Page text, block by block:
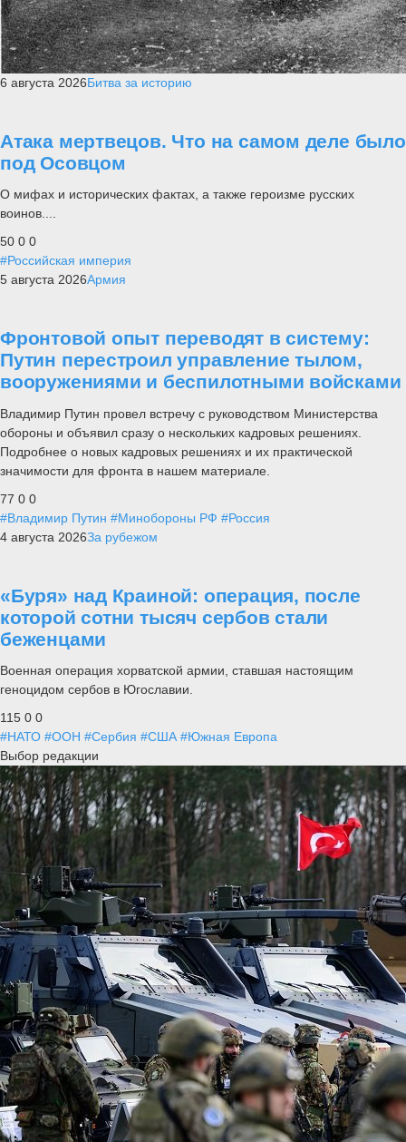
6 августа 2026Битва за историю
Атака мертвецов. Что на самом деле было
под Осовцом
О мифах и исторических фактах, а также героизме русских
воинов....
50 0 0
#Российская империя
5 августа 2026Армия
Фронтовой опыт переводят в систему:
Путин перестроил управление тылом,
вооружениями и беспилотными войсками
Владимир Путин провел встречу с руководством Министерства
обороны и объявил сразу о нескольких кадровых решениях.
Подробнее о новых кадровых решениях и их практической
значимости для фронта в нашем материале.
77 0 0
#Владимир Путин #Минобороны РФ #Россия
4 августа 2026За рубежом
«Буря» над Краиной: операция, после
которой сотни тысяч сербов стали
беженцами
Военная операция хорватской армии, ставшая настоящим
геноцидом сербов в Югославии.
115 0 0
#НАТО #ООН #Сербия #США #Южная Европа
Выбор редакции